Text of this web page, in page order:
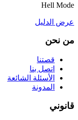
Hell Mode
عرض الدليل
من نحن
قصتنا
اتصل بنا
الأسئلة الشائعة
المدونة
قانوني